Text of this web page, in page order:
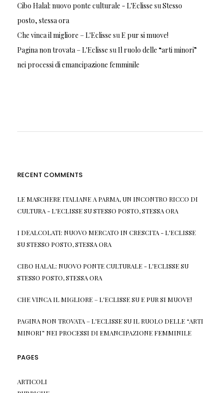
Cibo Halal: nuovo ponte culturale - L'Eclisse su Stesso
posto, stessa ora
Che vinca il migliore – L'Eclisse su E pur si muove!
Pagina non trovata – L'Eclisse su Il ruolo delle “arti minori”
nei processi di emancipazione femminile
RECENT COMMENTS
LE MASCHERE ITALIANE A PARMA, UN INCONTRO RICCO DI
CULTURA - L'ECLISSESUSTESSO POSTO, STESSA ORA
I DEALCOLATI: NUOVO MERCATO IN CRESCITA - L'ECLISSE
SUSTESSO POSTO, STESSA ORA
CIBO HALAL: NUOVO PONTE CULTURALE - L'ECLISSESU
STESSO POSTO, STESSA ORA
CHE VINCA IL MIGLIORE – L'ECLISSESU E PUR SI MUOVE!
PAGINA NON TROVATA – L'ECLISSESU IL RUOLO DELLE “ARTI
MINORI” NEI PROCESSI DI EMANCIPAZIONE FEMMINILE
PAGES
ARTICOLI